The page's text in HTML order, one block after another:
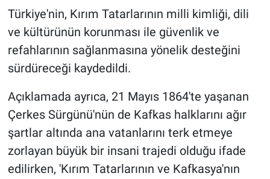
Türkiye'nin, Kırım Tatarlarının milli kimliği, dili
ve kültürünün korunması ile güvenlik ve
refahlarının sağlanmasına yönelik desteğini
sürdüreceği kaydedildi.
Açıklamada ayrıca, 21 Mayıs 1864'te yaşanan
Çerkes Sürgünü'nün de Kafkas halklarını ağır
şartlar altında ana vatanlarını terk etmeye
zorlayan büyük bir insani trajedi olduğu ifade
edilirken, 'Kırım Tatarlarının ve Kafkasya'nın